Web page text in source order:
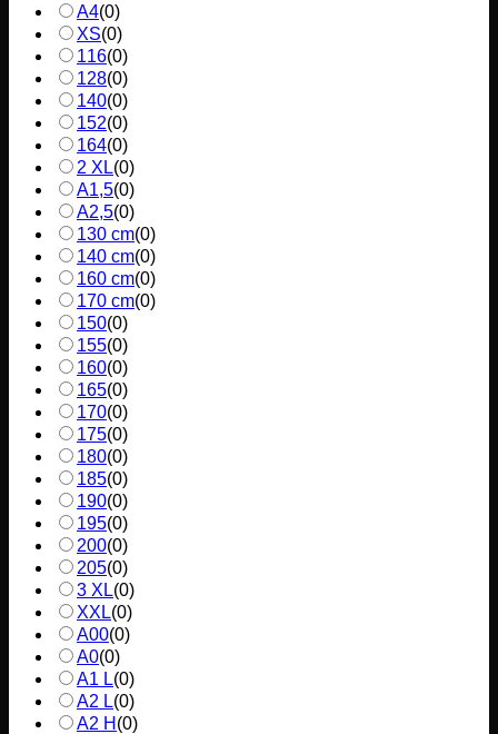
A4(0)
XS(0)
116(0)
128(0)
140(0)
152(0)
164(0)
2 XL(0)
A1,5(0)
A2,5(0)
130 cm(0)
140 cm(0)
160 cm(0)
170 cm(0)
150(0)
155(0)
160(0)
165(0)
170(0)
175(0)
180(0)
185(0)
190(0)
195(0)
200(0)
205(0)
3 XL(0)
XXL(0)
A00(0)
A0(0)
A1 L(0)
A2 L(0)
A2 H (0)